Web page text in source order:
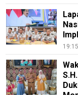
Bisnis
Sehat
PotensiRohil
LabuhanBatu
Info
Rohul